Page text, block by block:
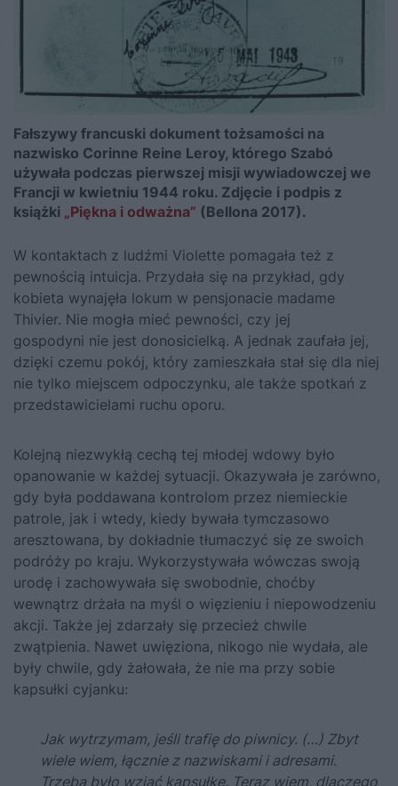
Fałszywy francuski dokument tożsamości na
nazwisko Corinne Reine Leroy, którego Szabó
używała podczas pierwszej misji wywiadowczej we
Francji w kwietniu 1944 roku. Zdjęcie i podpis z
książki „Piękna i odważna” (Bellona 2017).
W kontaktach z ludźmi Violette pomagała też z
pewnością intuicja. Przydała się na przykład, gdy
kobieta wynajęła lokum w pensjonacie madame
Thivier. Nie mogła mieć pewności, czy jej
gospodyni nie jest donosicielką. A jednak zaufała jej,
dzięki czemu pokój, który zamieszkała stał się dla niej
nie tylko miejscem odpoczynku, ale także spotkań z
przedstawicielami ruchu oporu.
Kolejną niezwykłą cechą tej młodej wdowy było
opanowanie w każdej sytuacji. Okazywała je zarówno,
gdy była poddawana kontrolom przez niemieckie
patrole, jak i wtedy, kiedy bywała tymczasowo
aresztowana, by dokładnie tłumaczyć się ze swoich
podróży po kraju. Wykorzystywała wówczas swoją
urodę i zachowywała się swobodnie, choćby
wewnątrz drżała na myśl o więzieniu i niepowodzeniu
akcji. Także jej zdarzały się przecież chwile
zwątpienia. Nawet uwięziona, nikogo nie wydała, ale
były chwile, gdy żałowała, że nie ma przy sobie
kapsułki cyjanku:
Jak wytrzymam, jeśli trafię do piwnicy. (…) Zbyt
wiele wiem, łącznie z nazwiskami i adresami.
Trzeba było wziąć kapsułkę. Teraz wiem, dlaczego